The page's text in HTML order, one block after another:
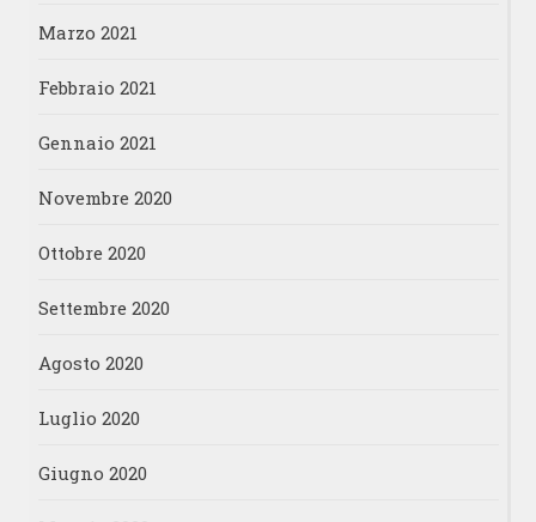
Marzo 2021
Febbraio 2021
Gennaio 2021
Novembre 2020
Ottobre 2020
Settembre 2020
Agosto 2020
Luglio 2020
Giugno 2020